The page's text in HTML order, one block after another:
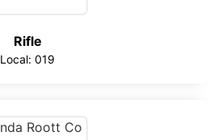
Rifle
Local: 019